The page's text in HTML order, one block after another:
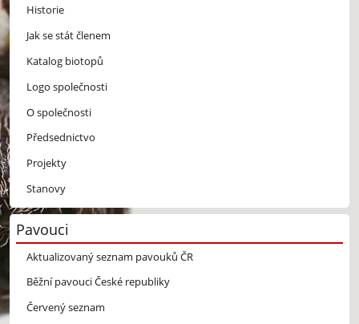
Historie
Jak se stát členem
Katalog biotopů
Logo společnosti
O společnosti
Předsednictvo
Projekty
Stanovy
Pavouci
Aktualizovaný seznam pavouků ČR
Běžní pavouci České republiky
Červený seznam